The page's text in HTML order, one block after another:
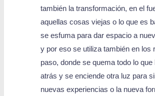
también la transformación, en el
aquellas cosas viejas o lo que es
se esfuma para dar espacio a
y por eso se utiliza también en los
paso, donde se quema todo lo que
atrás y se enciende otra luz para
nuevas experiencias o la nueva